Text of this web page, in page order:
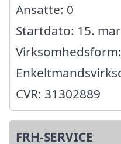
Ansatte: 0
Startdato: 15.
Virksomhedsform:
CVR: 31302889
FRH-SERVICE